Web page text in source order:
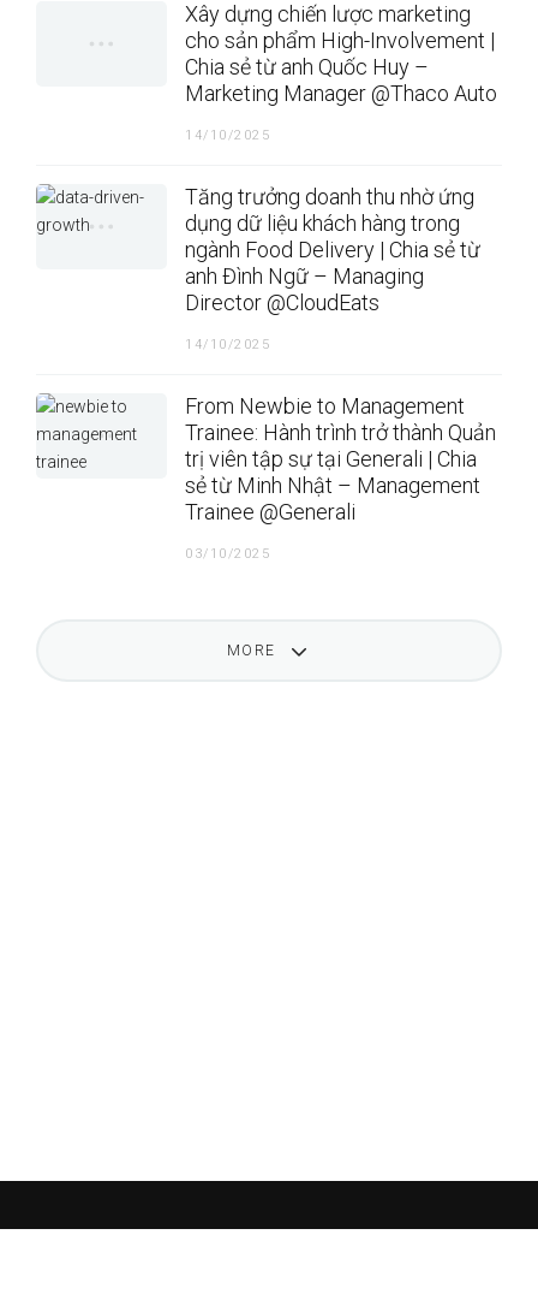
Xây dựng chiến lược marketing
cho sản phẩm High-Involvement |
Chia sẻ từ anh Quốc Huy –
Marketing Manager @Thaco Auto
14/10/2025
Tăng trưởng doanh thu nhờ ứng
dụng dữ liệu khách hàng trong
ngành Food Delivery | Chia sẻ từ
anh Đình Ngữ – Managing
Director @CloudEats
14/10/2025
From Newbie to Management
Trainee: Hành trình trở thành Quản
trị viên tập sự tại Generali | Chia
sẻ từ Minh Nhật – Management
Trainee @Generali
03/10/2025
MORE